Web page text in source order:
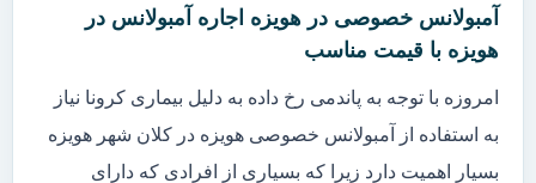
آمبولانس خصوصی در هویزه اجاره آمبولانس در
هویزه با قیمت مناسب
امروزه با توجه به پاندمی رخ داده به دلیل بیماری کرونا نیاز
به استفاده از آمبولانس خصوصی هویزه در کلان شهر هویزه
بسیار اهمیت دارد زیرا که بسیاری از افرادی که دارای